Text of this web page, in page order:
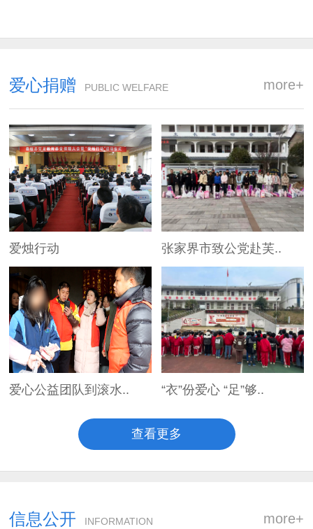
爱心捐赠 PUBLIC WELFARE more+
爱烛行动 张家界市致公党赴芙..
爱心公益团队到滚水.. “衣”份爱心 “足”够..
查看更多
信息公开 INFORMATION more+